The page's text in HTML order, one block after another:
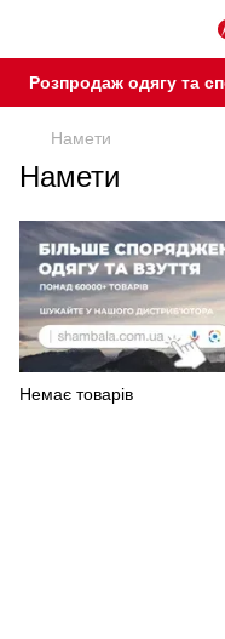
Розпродаж одягу та
Намети
Намети
Немає товарів